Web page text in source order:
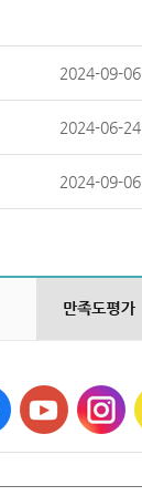
2024-09-06
2024-06-24
2024-09-06